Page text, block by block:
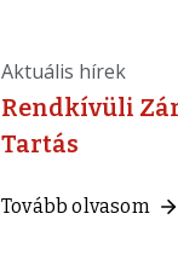
Aktuális hírek
Rendkívüli
Tartás
Tovább olvasom